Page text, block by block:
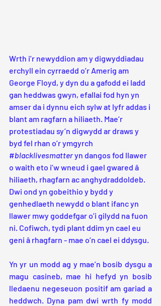
Wrth i’r newyddion am y digwyddiadau
erchyll ein cyrraedd o’r Amerig am
George Floyd, y dyn du a gafodd ei ladd
gan heddwas gwyn, efallai fod hyn yn
amser da i dynnu eich sylw at lyfr addas i
blant am ragfarn a hiliaeth. Mae’r
protestiadau sy’n digwydd ar draws y
byd fel rhan o’r ymgyrch
#blacklivesmatter yn dangos fod llawer
o waith eto i’w wneud i gael gwared â
hiliaeth, rhagfarn ac anghydraddoldeb.
Dwi ond yn gobeithio y bydd y
genhedlaeth newydd o blant ifanc yn
llawer mwy goddefgar o’i gilydd na fuon
ni. Cofiwch, tydi plant ddim yn cael eu
geni â rhagfarn - mae o’n cael ei ddysgu.
Yn yr un modd ag y mae’n bosib dysgu a
magu casineb, mae hi hefyd yn bosib
lledaenu negeseuon positif am gariad a
heddwch. Dyna pam dwi wrth fy modd